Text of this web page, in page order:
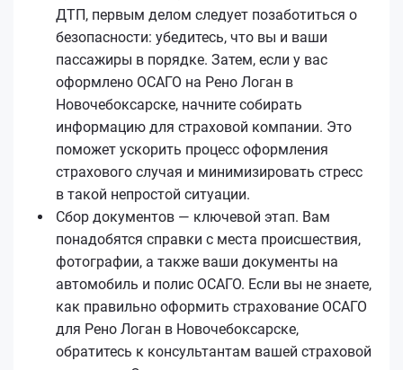
ДТП, первым делом следует позаботиться о
безопасности: убедитесь, что вы и ваши
пассажиры в порядке. Затем, если у вас
оформлено ОСАГО на Рено Логан в
Новочебоксарске, начните собирать
информацию для страховой компании. Это
поможет ускорить процесс оформления
страхового случая и минимизировать стресс
в такой непростой ситуации.
Сбор документов — ключевой этап. Вам
понадобятся справки с места происшествия,
фотографии, а также ваши документы на
автомобиль и полис ОСАГО. Если вы не знаете,
как правильно оформить страхование ОСАГО
для Рено Логан в Новочебоксарске,
обратитесь к консультантам вашей страховой